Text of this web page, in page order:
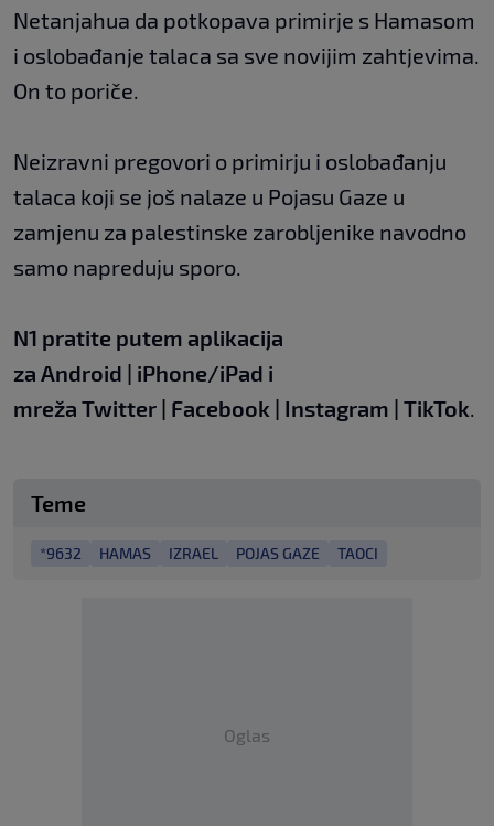
Netanjahua da potkopava primirje s Hamasom
i oslobađanje talaca sa sve novijim zahtjevima.
On to poriče.
Neizravni pregovori o primirju i oslobađanju
talaca koji se još nalaze u Pojasu Gaze u
zamjenu za palestinske zarobljenike navodno
samo napreduju sporo.
N1 pratite putem aplikacija
za Android | iPhone/iPad i
mreža Twitter | Facebook | Instagram | TikTok.
Teme
*9632 HAMAS IZRAEL POJAS GAZE TAOCI
Oglas